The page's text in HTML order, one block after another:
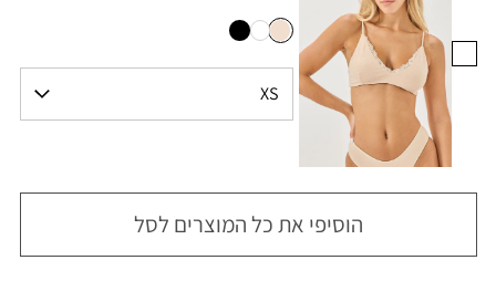
הוסיפי את כל המוצרים לסל